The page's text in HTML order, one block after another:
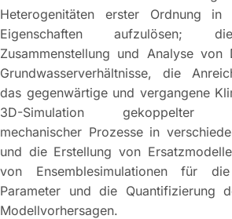
Heterogenitäten erster Ordnung in
Eigenschaften aufzulösen;
Zusammenstellung und Analyse
Grundwasserverhältnisse, die
das gegenwärtige und vergangene
3D-Simulation gekoppelter
mechanischer Prozesse in
und die Erstellung von
von Ensemblesimulationen für
Parameter und die Quantifizierung
Modellvorhersagen.